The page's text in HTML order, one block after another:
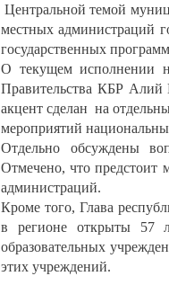
Центральной темой
местных администраций
государственных
О текущем исполнении
Правительства КБР Алий
акцент сделан на
мероприятий
Отдельно обсуждены
Отмечено, что предстоит
администраций.
Кроме того, Глава
в регионе открыты 57
образовательных
этих учреждений.